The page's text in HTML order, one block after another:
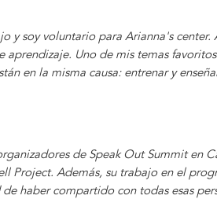
y soy voluntario para Arianna's center.
aprendizaje. Uno de mis temas
en la misma causa: entrenar y
de Speak Out Summit en
Project. Además, su trabajo en el
haber compartido con todas esas